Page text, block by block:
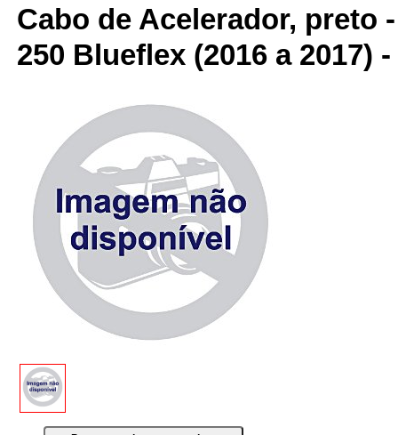
Cabo de Acelerador, preto
250 Blueflex (2016 a 2017)